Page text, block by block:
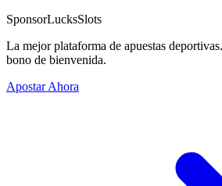
SponsorLucksSlots
La mejor plataforma de apuestas
bono de bienvenida.
Apostar Ahora